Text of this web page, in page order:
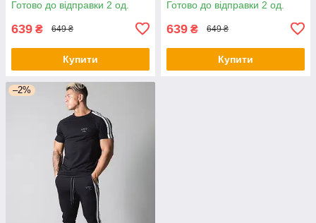
Готово до відправки 2 од.
639 ₴ 649 ₴
Купити
Готово до відправки 2 од.
639 ₴ 649 ₴
Купити
–2%